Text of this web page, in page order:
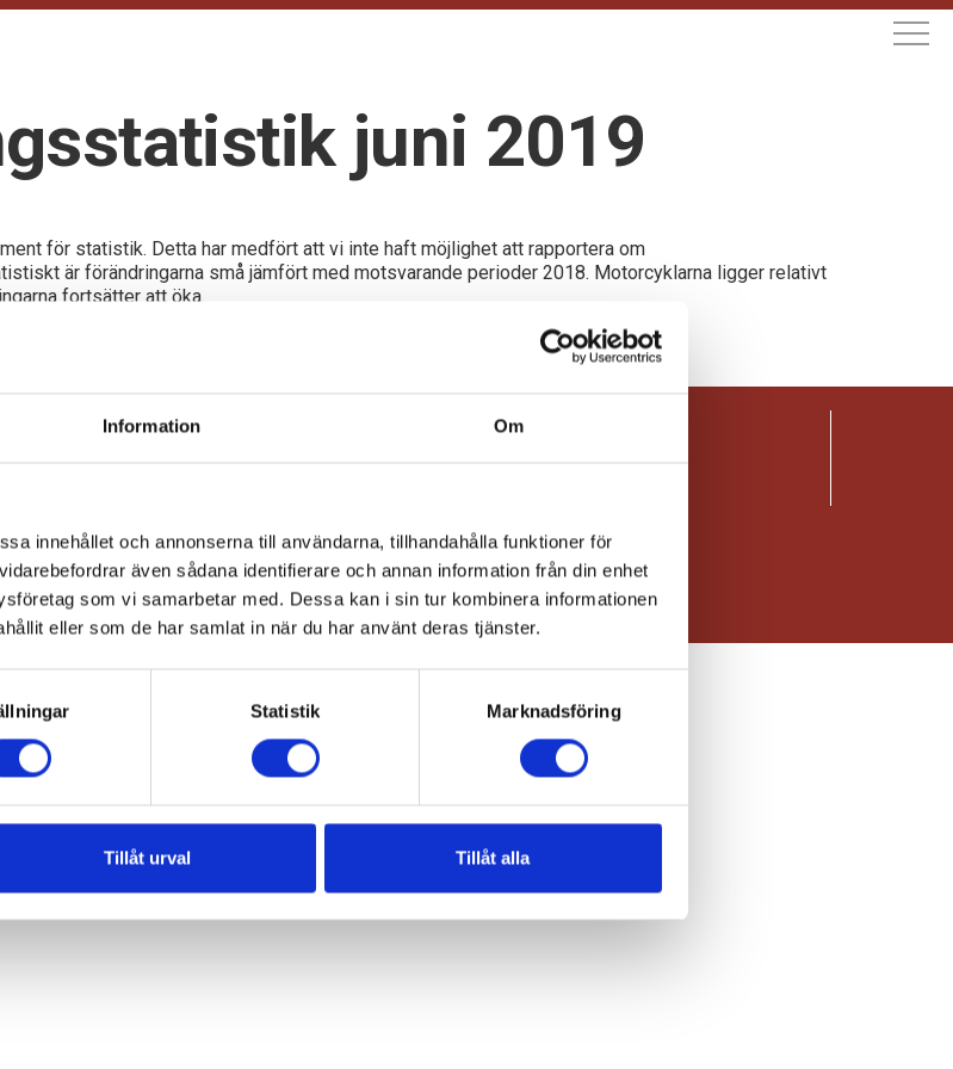
Information Om
innehållet och annonserna till användarna, tillhandahålla funktioner för
även sådana identifierare och annan information från din enhet
som vi samarbetar med. Dessa kan i sin tur kombinera informationen
eller som de har samlat in när du har använt deras tjänster.
Statistik Marknadsföring
Tillåt urval Tillåt alla
juni 2019
för statistik. Detta har medfört att vi inte haft möjlighet att rapportera om
är förändringarna små jämfört med motsvarande perioder 2018. Motorcyklarna ligger relativt
fortsätter att öka.
mopeder, motorcyklar och tillbehör.